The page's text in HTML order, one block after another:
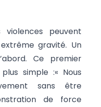
violences peuvent
gravité. Un
Ce premier
simple :« Nous
sans être
de force